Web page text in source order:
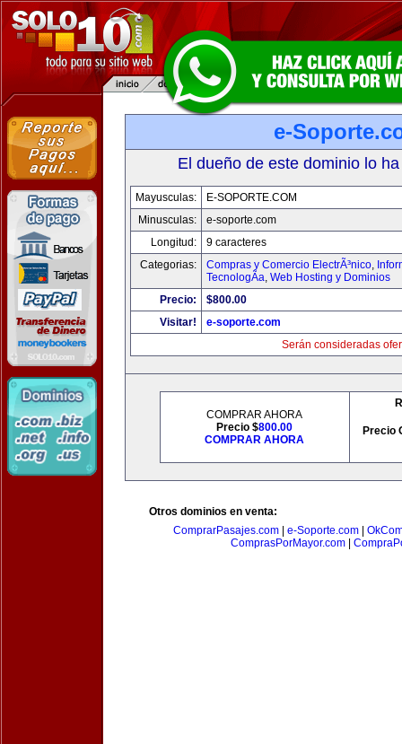
e-
El dueño de este dominio lo
Mayusculas:
E-SOPORTE.COM
Minusculas:
e-soporte.com
Longitud:
9 caracteres
Categorias:
Compras y Comercio ElectrÃ³nico,
TecnologÃ­a, Web Hosting y Dominios
Precio:
$800.00
Visitar!
e-soporte.com
Serán consideradas
COMPRAR AHORA
Precio $800.00
COMPRAR AHORA
Precio
Otros dominios en venta:
ComprarPasajes.com
e-Soporte.com
ComprasPorMayor.com|